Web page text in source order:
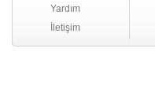
Yardım
İletişim